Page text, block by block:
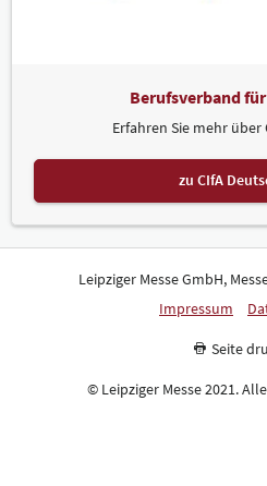
Berufsverband
Erfahren Sie mehr über
zu CIfA
Leipziger Messe GmbH,
Impressum
Seite
© Leipziger Messe 2021.